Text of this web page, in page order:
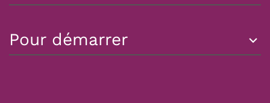
Pour démarrer